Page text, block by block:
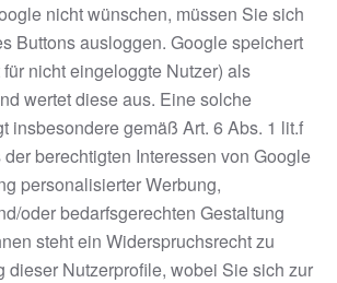
nicht wünschen, müssen Sie sich
Buttons ausloggen. Google speichert
nicht eingeloggte Nutzer) als
wertet diese aus. Eine solche
insbesondere gemäß Art. 6 Abs. 1 lit.f
berechtigten Interessen von Google
personalisierter Werbung,
oder bedarfsgerechten Gestaltung
steht ein Widerspruchsrecht zu
dieser Nutzerprofile, wobei Sie sich zur